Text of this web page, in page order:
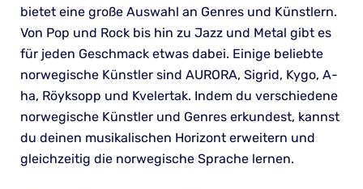
bietet eine große Auswahl an Genres und Künstlern.
Von Pop und Rock bis hin zu Jazz und Metal gibt es
für jeden Geschmack etwas dabei. Einige beliebte
norwegische Künstler sind AURORA, Sigrid, Kygo, A-
ha, Röyksopp und Kvelertak. Indem du verschiedene
norwegische Künstler und Genres erkundest, kannst
du deinen musikalischen Horizont erweitern und
gleichzeitig die norwegische Sprache lernen.